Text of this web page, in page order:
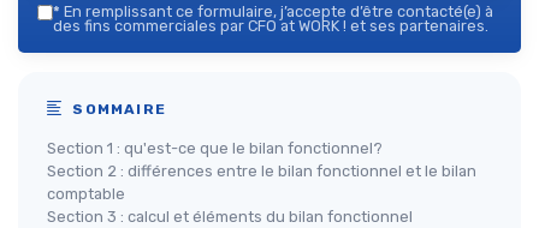
* En remplissant ce formulaire, j’accepte d’être contacté(e) à
des fins commerciales par CFO at WORK ! et ses partenaires.
SOMMAIRE
Section 1 : qu'est-ce que le bilan fonctionnel?
Section 2 : différences entre le bilan fonctionnel et le bilan
comptable
Section 3 : calcul et éléments du bilan fonctionnel